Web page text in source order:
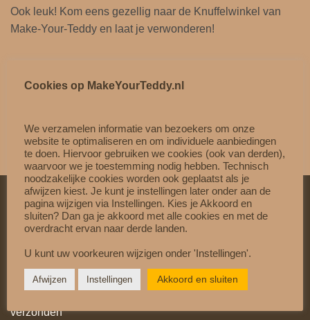
e
l
n
a
l
Ook leuk! Kom eens gezellig naar de Knuffelwinkel van
Make-Your-Teddy en laat je verwonderen!
VEILIG & VERTROUWD
Gratis verzending vanaf €60,-
verzonden
Cookies op MakeYourTeddy.nl
We verzamelen informatie van bezoekers om onze
website te optimaliseren en om individuele aanbiedingen
te doen. Hiervoor gebruiken we cookies (ook van derden),
waarvoor we je toestemming nodig hebben. Technisch
noodzakelijke cookies worden ook geplaatst als je
afwijzen kiest. Je kunt je instellingen later onder aan de
pagina wijzigen via Instellingen. Kies je Akkoord en
sluiten? Dan ga je akkoord met alle cookies en met de
overdracht ervan naar derde landen.
U kunt uw voorkeuren wijzigen onder 'Instellingen'.
Afwijzen Instellingen Akkoord en sluiten